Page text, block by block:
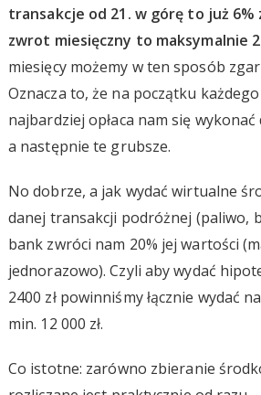
transakcje od 21. w górę to już 6%
zwrot miesięczny to maksymalnie
miesięcy możemy w ten sposób
Oznacza to, że na początku
najbardziej opłaca nam się
a następnie te grubsze.
No dobrze, a jak wydać wirtualne
danej transakcji podróżnej (paliwo,
bank zwróci nam 20% jej wartości
jednorazowo). Czyli aby wydać
2400 zł powinniśmy łącznie wydać
min. 12 000 zł.
Co istotne: zarówno zbieranie